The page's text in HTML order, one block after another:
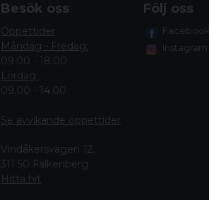
Besök oss
Öppettider
Måndag - Fredag:
09.00 - 18.00
Lördag:
09.00 - 14.00
Se avvikande öppettider
Vindåkersvägen 12,
311 50 Falkenberg
Hitta hit
Följ oss
Facebook
Instagram